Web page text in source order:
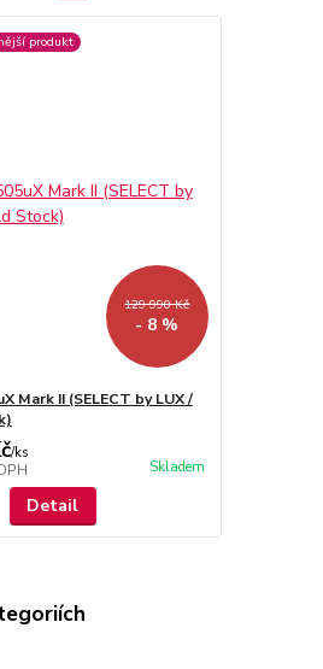
produkt
129 990 Kč
- 8 %
Mark II (SELECT by LUX /
/ks
Skladem
Detail